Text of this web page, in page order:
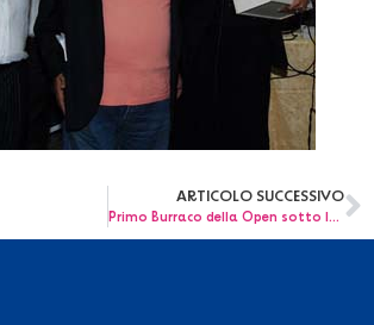
ARTICOLO SUCCESSIVO
Primo Burraco della Open sotto le stelle d’agosto